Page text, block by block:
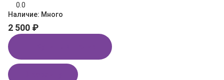
0.0
Наличие: Много
2 500 ₽